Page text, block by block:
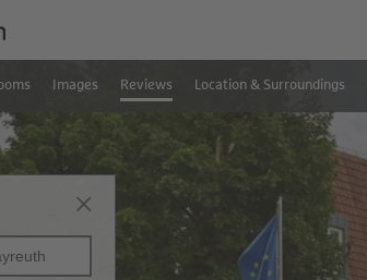
Images Reviews Location & Surroundings